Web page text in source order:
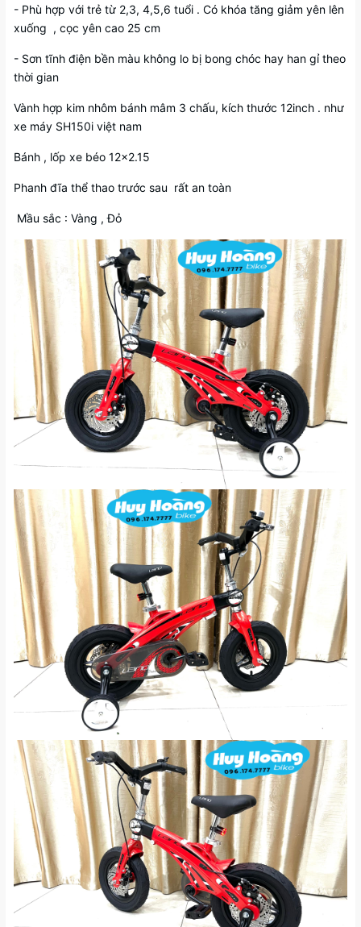
- Phù hợp với trẻ từ 2,3, 4,5,6 tuổi . Có khóa tăng giảm yên lên
xuống , cọc yên cao 25 cm
- Sơn tĩnh điện bền màu không lo bị bong chóc hay han gỉ theo
thời gian
Vành hợp kim nhôm bánh mâm 3 chấu, kích thước 12inch . như
xe máy SH150i việt nam
Bánh , lốp xe béo 12x2.15
Phanh đĩa thể thao trước sau rất an toàn
Mầu sắc : Vàng , Đỏ